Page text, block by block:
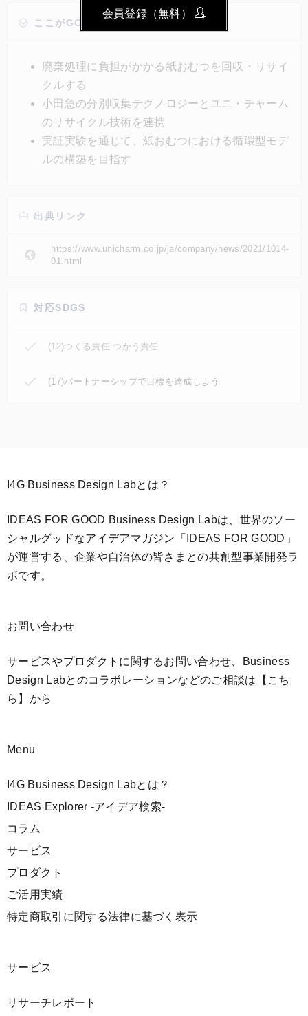
を対象に実証する事業者に採択された。両社は、東京
月8日まで、使用済み紙おむつの効率的な水平リサイ
クル実現に向けた実証事業を実施する。
ここがGOOD!
廃棄処理に負担がかかる紙おむつを回収・リサイ
クルする
小田急の分別収集テクノロジーとユニ・チャーム
のリサイクル技術を連携
実証実験を通じて、紙おむつにおける循環型モデ
ルの構築を目指す
出典リンク
https://www.unicharm.co.jp/ja/company/news/2021/1014-
01.html
対応SDGS
(12)つくる責任 つかう責任
(17)パートナーシップで目標を達成しよう
会員登録（無料）
I4G Business Design Labとは？
IDEAS FOR GOOD Business Design Labは、世界のソー
シャルグッドなアイデアマガジン「IDEAS FOR GOOD」
が運営する、企業や自治体の皆さまとの共創型事業開発ラ
ボです。
お問い合わせ
サービスやプロダクトに関するお問い合わせ、Business
Design Labとのコラボレーションなどのご相談は 【こち
ら】 から
Menu
I4G Business Design Labとは？
IDEAS Explorer -アイデア検索-
コラム
サービス
プロダクト
ご活用実績
特定商取引に関する法律に基づく表示
サービス
リサーチレポート